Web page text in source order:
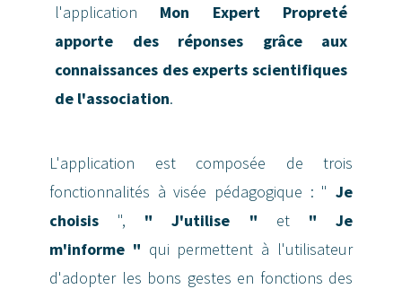
l'application Mon Expert Propreté
apporte des réponses grâce aux
connaissances des experts scientifiques
de l'association.
L'application est composée de trois
fonctionnalités à visée pédagogique : " Je
choisis ", " J'utilise " et " Je
m'informe " qui permettent à l'utilisateur
d'adopter les bons gestes en fonctions des